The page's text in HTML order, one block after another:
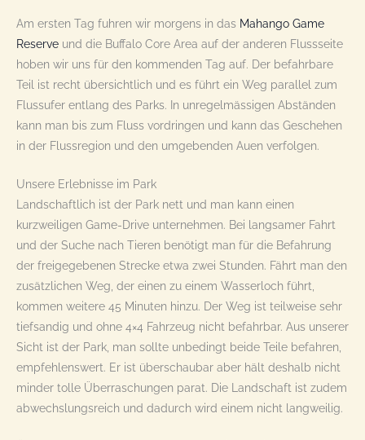
Am ersten Tag fuhren wir morgens in das Mahango Game
Reserve und die Buffalo Core Area auf der anderen Flussseite
hoben wir uns für den kommenden Tag auf. Der befahrbare
Teil ist recht übersichtlich und es führt ein Weg parallel zum
Flussufer entlang des Parks. In unregelmässigen Abständen
kann man bis zum Fluss vordringen und kann das Geschehen
in der Flussregion und den umgebenden Auen verfolgen.
Unsere Erlebnisse im Park
Landschaftlich ist der Park nett und man kann einen
kurzweiligen Game-Drive unternehmen. Bei langsamer Fahrt
und der Suche nach Tieren benötigt man für die Befahrung
der freigegebenen Strecke etwa zwei Stunden. Fährt man den
zusätzlichen Weg, der einen zu einem Wasserloch führt,
kommen weitere 45 Minuten hinzu. Der Weg ist teilweise sehr
tiefsandig und ohne 4×4 Fahrzeug nicht befahrbar. Aus unserer
Sicht ist der Park, man sollte unbedingt beide Teile befahren,
empfehlenswert. Er ist überschaubar aber hält deshalb nicht
minder tolle Überraschungen parat. Die Landschaft ist zudem
abwechslungsreich und dadurch wird einem nicht langweilig.